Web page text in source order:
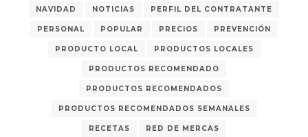
NAVIDAD NOTICIAS PERFIL DEL CONTRATANTE
PERSONAL POPULAR PRECIOS PREVENCIÓN
PRODUCTO LOCAL PRODUCTOS LOCALES
PRODUCTOS RECOMENDADO
PRODUCTOS RECOMENDADOS
PRODUCTOS RECOMENDADOS SEMANALES
RECETAS RED DE MERCAS